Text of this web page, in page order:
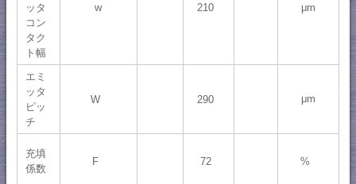
ッタ
コン
タク
ト幅
w 210 μm
エミ
ッタ
ピッ
チ
W 290 μm
充填
係数
F 72 %